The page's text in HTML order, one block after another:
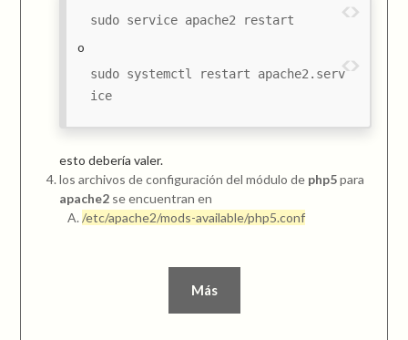
sudo service apache2 restart
o
sudo systemctl restart apache2.serv
ice
esto debería valer.
los archivos de configuración del módulo de php5para
apache2se encuentran en
/etc/apache2/mods-available/php5.conf
Más